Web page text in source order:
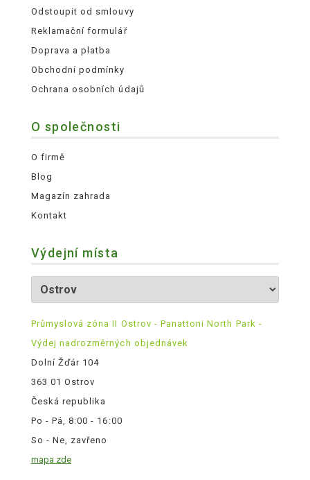
Odstoupit od smlouvy
Reklamační formulář
Doprava a platba
Obchodní podmínky
Ochrana osobních údajů
O společnosti
O firmě
Blog
Magazín zahrada
Kontakt
Výdejní místa
Průmyslová zóna II Ostrov - Panattoni North Park -
Výdej nadrozměrných objednávek
Dolní Žďár 104
363 01 Ostrov
Česká republika
Po - Pá, 8:00 - 16:00
So - Ne, zavřeno
mapa zde